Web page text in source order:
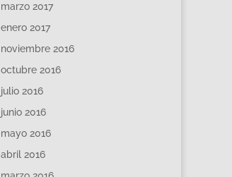
marzo 2017
enero 2017
noviembre 2016
octubre 2016
julio 2016
junio 2016
mayo 2016
abril 2016